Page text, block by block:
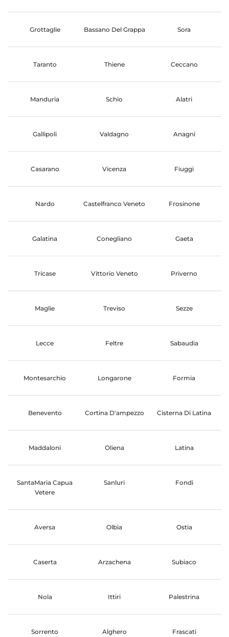
Grottaglie Bassano Del Grappa Sora
Taranto Thiene Ceccano
Manduria Schio Alatri
Gallipoli Valdagno Anagni
Casarano Vicenza Fiuggi
Nardo Castelfranco Veneto Frosinone
Galatina Conegliano Gaeta
Tricase Vittorio Veneto Priverno
Maglie Treviso Sezze
Lecce Feltre Sabaudia
Montesarchio Longarone Formia
Benevento Cortina D'ampezzo Cisterna Di Latina
Maddaloni Oliena Latina
SantaMaria Capua
Vetere
Sanluri Fondi
Aversa Olbia Ostia
Caserta Arzachena Subiaco
Nola Ittiri Palestrina
Sorrento Alghero Frascati